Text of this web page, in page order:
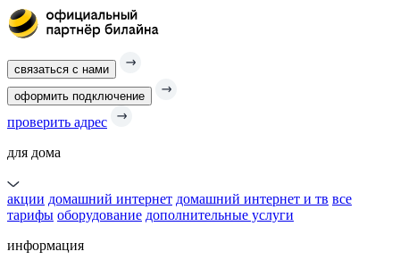
связаться с нами
оформить подключение
проверить адрес
для дома
акции домашний интернет домашний интернет и тв все
тарифы оборудование дополнительные услуги
информация